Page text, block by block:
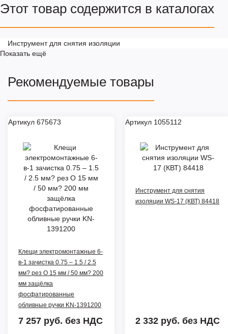
Этот товар содержится в каталогах
Инструмент для снятия изоляции
Показать ещё
Рекомендуемые товары
Артикул 675673
Клещи электромонтажные 6-
в-1 зачистка 0.75 – 1.5 / 2.5
мм? рез O 15 мм / 50 мм? 200
мм защёлка
фосфатированные
обливные ручки KN-1391200
7 257 руб. без НДС
Артикул 1055112
Инструмент для снятия
изоляции WS-17 (КВТ) 84418
2 332 руб. без НДС